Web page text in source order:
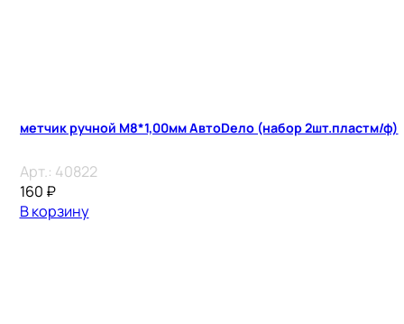
метчик ручной М8*1,00мм АвтоDело (набор 2шт.пластм/ф)
Арт.: 40822
160 ₽
В корзину